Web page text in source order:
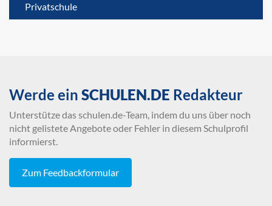
Privatschule
Werde ein SCHULEN.DE Redakteur
Unterstütze das schulen.de-Team, indem du uns über noch
nicht gelistete Angebote oder Fehler in diesem Schulprofil
informierst.
Zum Feedbackformular